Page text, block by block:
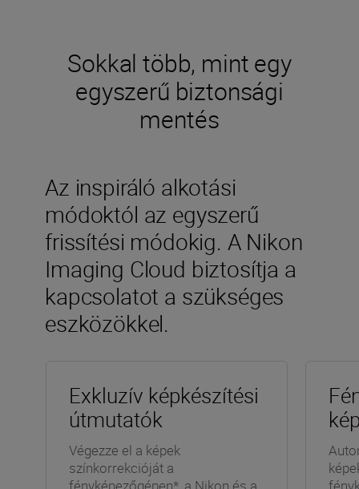
Sokkal több, mint egy
egyszerű biztonsági
mentés
Az inspiráló alkotási
módoktól az egyszerű
frissítési módokig. A Nikon
Imaging Cloud biztosítja a
kapcsolatot a szükséges
eszközökkel.
Exkluzív képkészítési
útmutatók
Végezze el a képek
színkorrekcióját a